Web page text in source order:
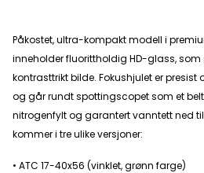
Påkostet, ultra-kompakt modell i
inneholder fluorittholdig HD-glass, som
kontrasttrikt bilde. Fokushjulet er presist
og går rundt spottingscopet som et
nitrogenfylt og garantert vanntett ned
kommer i tre ulike versjoner:
• ATC 17-40x56 (vinklet, grønn farge)